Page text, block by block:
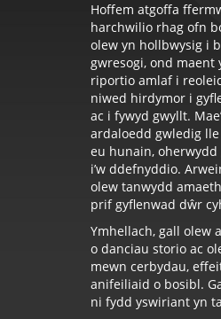
Hoffem atgoffa
harchwilio rhag ofn
olew yn hollbwysig i
gwresogi, ond
riportio amlaf i
niwed hirdymor i
ac i fywyd gwyllt.
ardaloedd gwledig
eu hunain,
i’w ddefnyddio.
olew tanwydd
prif gyflenwad dŵr
Ymhellach, gall olew
o danciau storio ac
mewn cerbydau,
anifeiliaid o bosibl.
ni fydd yswiriant yn